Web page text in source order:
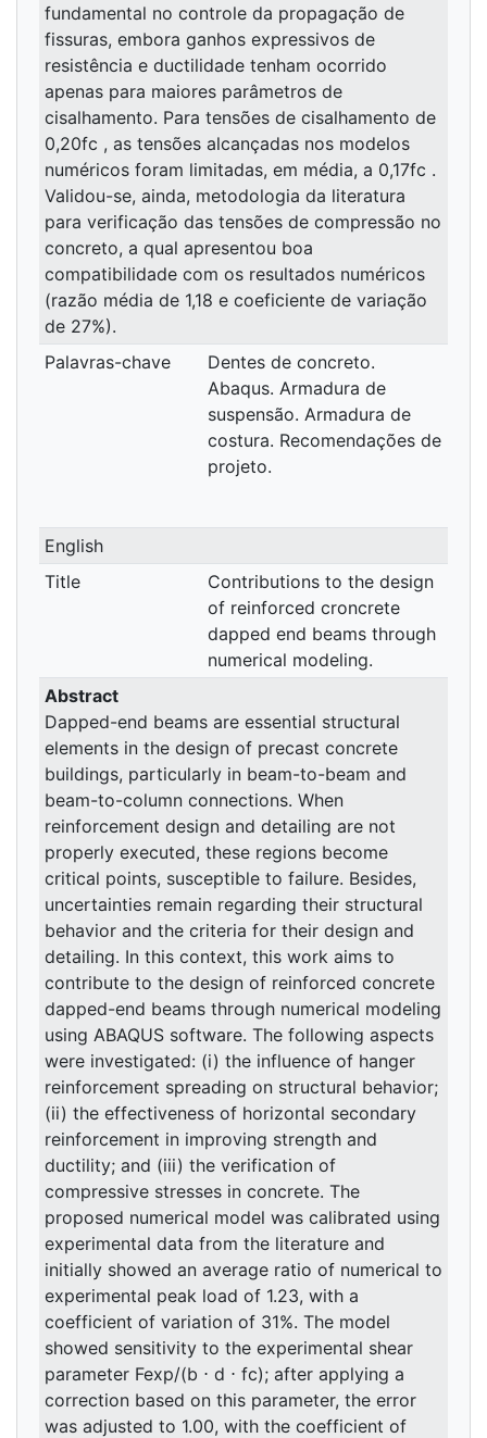
fundamental no controle da propagação de
fissuras, embora ganhos expressivos de
resistência e ductilidade tenham ocorrido
apenas para maiores parâmetros de
cisalhamento. Para tensões de cisalhamento de
0,20fc , as tensões alcançadas nos modelos
numéricos foram limitadas, em média, a 0,17fc .
Validou-se, ainda, metodologia da literatura
para verificação das tensões de compressão no
concreto, a qual apresentou boa
compatibilidade com os resultados numéricos
(razão média de 1,18 e coeficiente de variação
de 27%).
Palavras-chave
Dentes de concreto.
Abaqus. Armadura de
suspensão. Armadura de
costura. Recomendações de
projeto.
English
Title
Contributions to the design
of reinforced croncrete
dapped end beams through
numerical modeling.
Abstract
Dapped-end beams are essential structural
elements in the design of precast concrete
buildings, particularly in beam-to-beam and
beam-to-column connections. When
reinforcement design and detailing are not
properly executed, these regions become
critical points, susceptible to failure. Besides,
uncertainties remain regarding their structural
behavior and the criteria for their design and
detailing. In this context, this work aims to
contribute to the design of reinforced concrete
dapped-end beams through numerical modeling
using ABAQUS software. The following aspects
were investigated: (i) the influence of hanger
reinforcement spreading on structural behavior;
(ii) the effectiveness of horizontal secondary
reinforcement in improving strength and
ductility; and (iii) the verification of
compressive stresses in concrete. The
proposed numerical model was calibrated using
experimental data from the literature and
initially showed an average ratio of numerical to
experimental peak load of 1.23, with a
coefficient of variation of 31%. The model
showed sensitivity to the experimental shear
parameter Fexp/(b ⋅ d ⋅ fc); after applying a
correction based on this parameter, the error
was adjusted to 1.00, with the coefficient of